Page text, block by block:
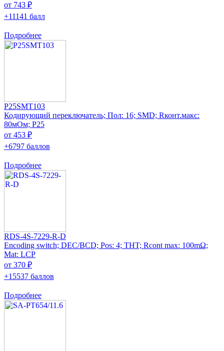
от 743 ₽
+11141 балл
Подробнее
P25SMT103
Кодирующий переключатель; Пол: 16; SMD; Rконт.макс:
80мОм; P25
от 453 ₽
+6797 баллов
Подробнее
RDS-4S-7229-R-D
Encoding switch; DEC/BCD; Pos: 4; THT; Rcont max: 100mΩ;
Mat: LCP
от 370 ₽
+15537 баллов
Подробнее